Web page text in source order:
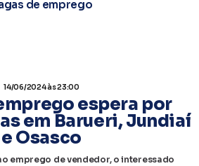
de emprego
14/06/2024às 23:00
espera por
em Barueri, Jundiaí
e Osasco
emprego de vendedor, o interessado